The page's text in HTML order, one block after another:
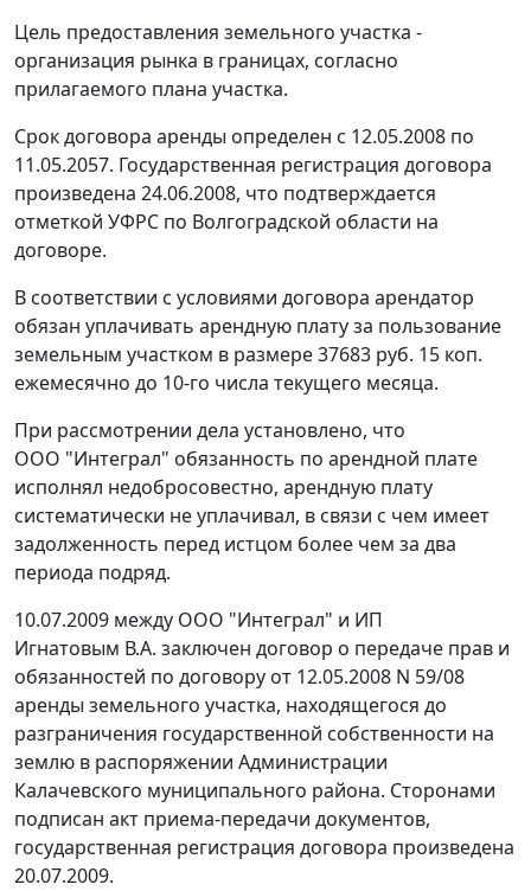
Цель предоставления земельного участка -
организация рынка в границах, согласно
прилагаемого плана участка.
Срок договора аренды определен с 12.05.2008 по
11.05.2057. Государственная регистрация договора
произведена 24.06.2008, что подтверждается
отметкой УФРС по Волгоградской области на
договоре.
В соответствии с условиями договора арендатор
обязан уплачивать арендную плату за пользование
земельным участком в размере 37683 руб. 15 коп.
ежемесячно до 10-го числа текущего месяца.
При рассмотрении дела установлено, что
ООО "Интеграл" обязанность по арендной плате
исполнял недобросовестно, арендную плату
систематически не уплачивал, в связи с чем имеет
задолженность перед истцом более чем за два
периода подряд.
10.07.2009 между ООО "Интеграл" и ИП
Игнатовым В.А. заключен договор о передаче прав и
обязанностей по договору от 12.05.2008 N 59/08
аренды земельного участка, находящегося до
разграничения государственной собственности на
землю в распоряжении Администрации
Калачевского муниципального района. Сторонами
подписан акт приема-передачи документов,
государственная регистрация договора произведена
20.07.2009.